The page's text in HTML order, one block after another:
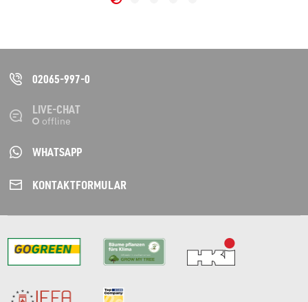
02065-997-0
LIVE-CHAT
WHATSAPP
KONTAKT­FORMULAR